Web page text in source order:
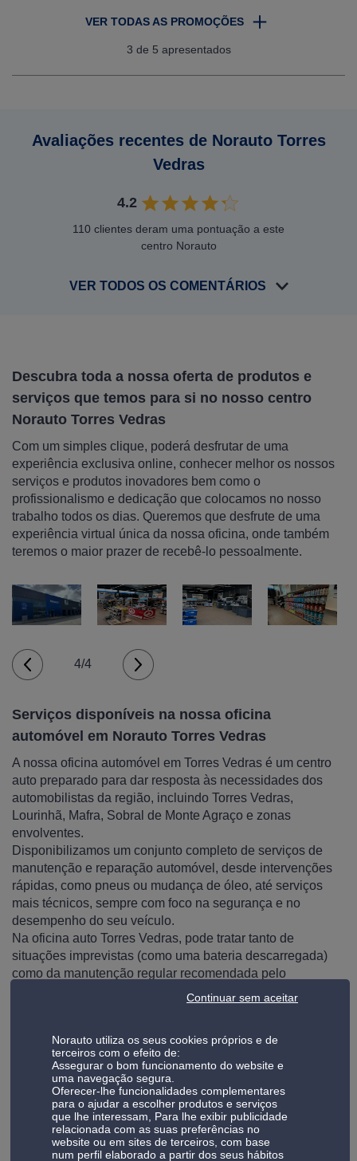
VER TODAS AS PROMOÇÕES
3 de 5 apresentados
Avaliações recentes de Norauto Torres
Vedras
4.2
110 clientes deram uma pontuação a este
centro Norauto
VER TODOS OS COMENTÁRIOS
Descubra toda a nossa oferta de produtos e
serviços que temos para si no nosso centro
Norauto Torres Vedras
Com um simples clique, poderá desfrutar de uma
experiência exclusiva online, conhecer melhor os nossos
serviços e produtos inovadores bem como o
profissionalismo e dedicação que colocamos no nosso
trabalho todos os dias. Queremos que desfrute de uma
experiência virtual única da nossa oficina, onde também
teremos o maior prazer de recebê-lo pessoalmente.
4/4
Serviços disponíveis na nossa oficina
automóvel em Norauto Torres Vedras
A nossa oficina automóvel em Torres Vedras é um centro
auto preparado para dar resposta às necessidades dos
automobilistas da região, incluindo Torres Vedras,
Lourinhã, Mafra, Sobral de Monte Agraço e zonas
envolventes.
Disponibilizamos um conjunto completo de serviços de
manutenção e reparação automóvel, desde intervenções
rápidas, como pneus ou mudança de óleo, até serviços
mais técnicos, sempre com foco na segurança e no
desempenho do seu veículo.
Na oficina auto Torres Vedras, pode tratar tanto de
situações imprevistas (como uma bateria descarregada)
como da manutenção regular recomendada pelo
Pode dirigir-se à oficina com ou sem marcação, ou
contactar-nos através do telefone 261 106 070.
Descubra todos osserviços oficina auto
Montagem rápida de pneus em Torres Vedras
Na Norauto Torres Vedras pode comprar e montar pneus
no mesmo local, evitando deslocações e poupando tempo.
Norauto utiliza os seus cookies próprios e de
terceiros com o efeito de:
Assegurar o bom funcionamento do website e
uma navegação segura.
Oferecer-lhe funcionalidades complementares
para o ajudar a escolher produtos e serviços
que lhe interessam, Para lhe exibir publicidade
relacionada com as suas preferências no
website ou em sites de terceiros, com base
num perfil elaborado a partir dos seus hábitos
Continuar sem aceitar